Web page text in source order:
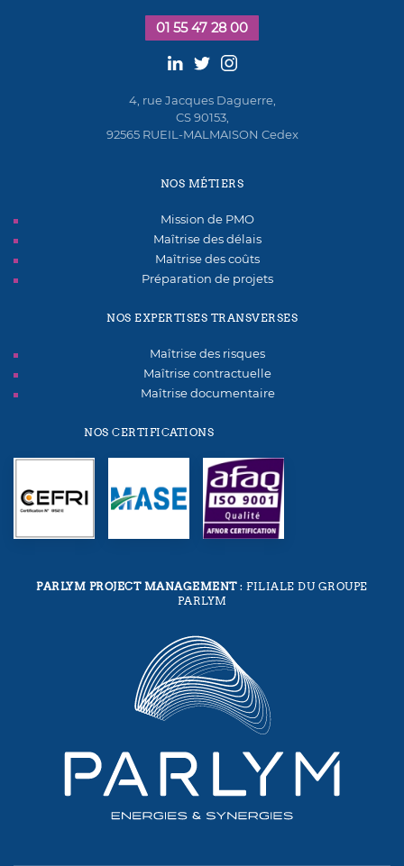
01 55 47 28 00
4, rue Jacques Daguerre,
CS 90153,
92565 RUEIL-MALMAISON Cedex
NOS MÉTIERS
Mission de PMO
Maîtrise des délais
Maîtrise des coûts
Préparation de projets
NOS EXPERTISES TRANSVERSES
Maîtrise des risques
Maîtrise contractuelle
Maîtrise documentaire
NOS CERTIFICATIONS
PARLYM PROJECT MANAGEMENT: FILIALE DU GROUPE
PARLYM